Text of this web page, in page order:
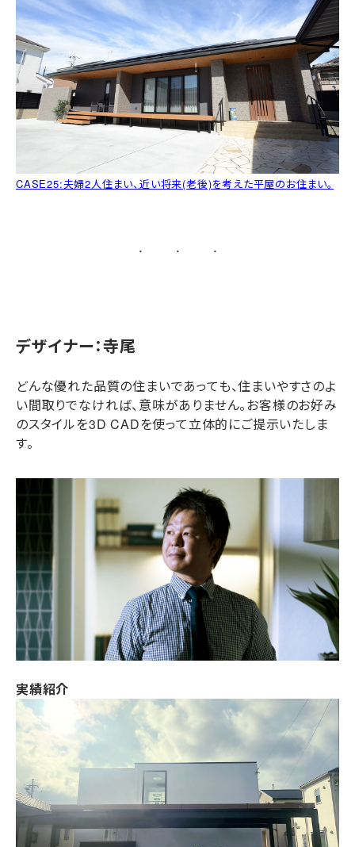
CASE25:夫婦2人住まい、近い将来(老後)を考えた平屋のお住まい。
デザイナー：寺尾
どんな優れた品質の住まいであっても、住まいやすさのよ
い間取りでなければ、意味がありません。お客様のお好み
のスタイルを3D CADを使って立体的にご提示いたしま
す。
実績紹介